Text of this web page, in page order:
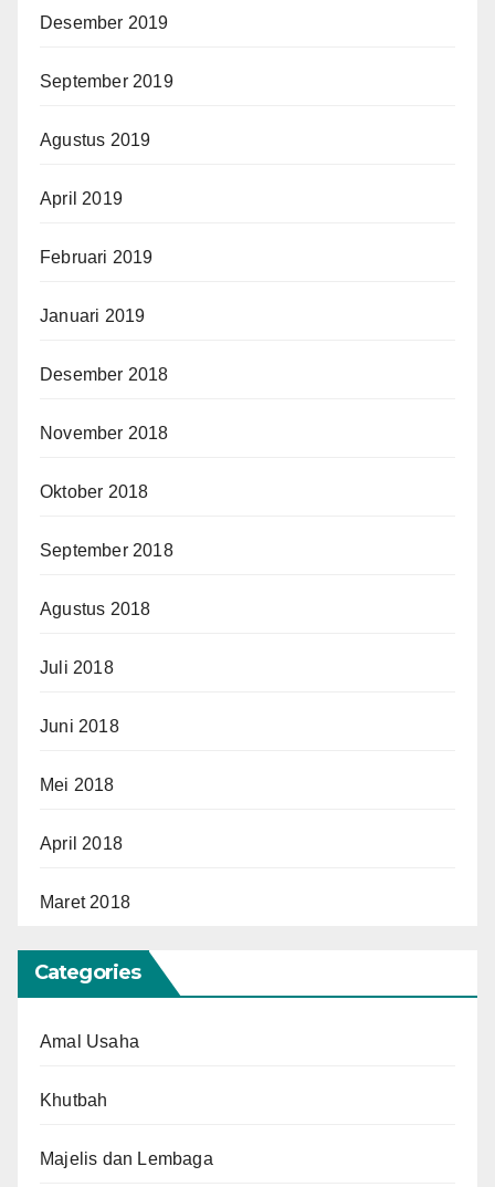
Desember 2019
September 2019
Agustus 2019
April 2019
Februari 2019
Januari 2019
Desember 2018
November 2018
Oktober 2018
September 2018
Agustus 2018
Juli 2018
Juni 2018
Mei 2018
April 2018
Maret 2018
Categories
Amal Usaha
Khutbah
Majelis dan Lembaga